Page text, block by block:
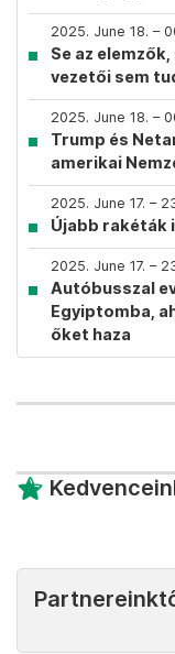
2025. June 18. –
Se az
vezetői sem
2025. June 18. –
Trump és
amerikai
2025. June 17. –
Újabb rakéták
2025. June 17. –
Autóbusszal
Egyiptomba,
őket haza